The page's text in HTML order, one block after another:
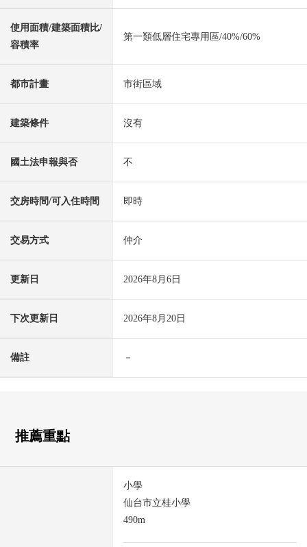
使用面積/建築面積比/
容積率
第一類低層住宅專用區/40%/60%
都市計畫 市街區域
建築條件 沒有
國土法申報與否 不
交房時間/可入住時間 即時
交易方式 仲介
更新日 2026年8月6日
下次更新日 2026年8月20日
備註 －
推薦重點
小學
仙台市立桂小學
490m